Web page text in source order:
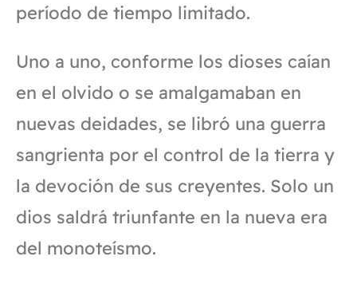
período de tiempo limitado.
Uno a uno, conforme los dioses caían
en el olvido o se amalgamaban en
nuevas deidades, se libró una guerra
sangrienta por el control de la tierra y
la devoción de sus creyentes. Solo un
dios saldrá triunfante en la nueva era
del monoteísmo.